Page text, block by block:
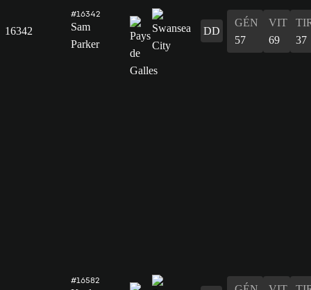
16342
#16342
Sam
Parker
DD
GÉN
57
VIT
69
37
#16582